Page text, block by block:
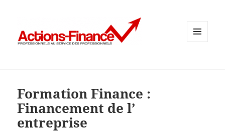
Formation Finance :
Financement de l’
entreprise